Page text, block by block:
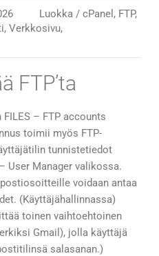
Luokka /cPanel , FTP,
,Verkkosivu,
FTP’ta
– FTP accounts
toimii myös FTP-
tunnistetiedot
User Manager valikossa.
voidaan antaa
(Käyttäjähallinnassa)
toinen vaihtoehtoinen
Gmail), jolla käyttäjä
salasanan.)